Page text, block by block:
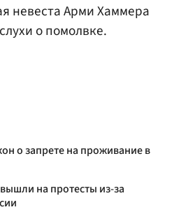
невеста Арми Хаммера
слухи о помолвке.
о запрете на проживание в
на протесты из-за